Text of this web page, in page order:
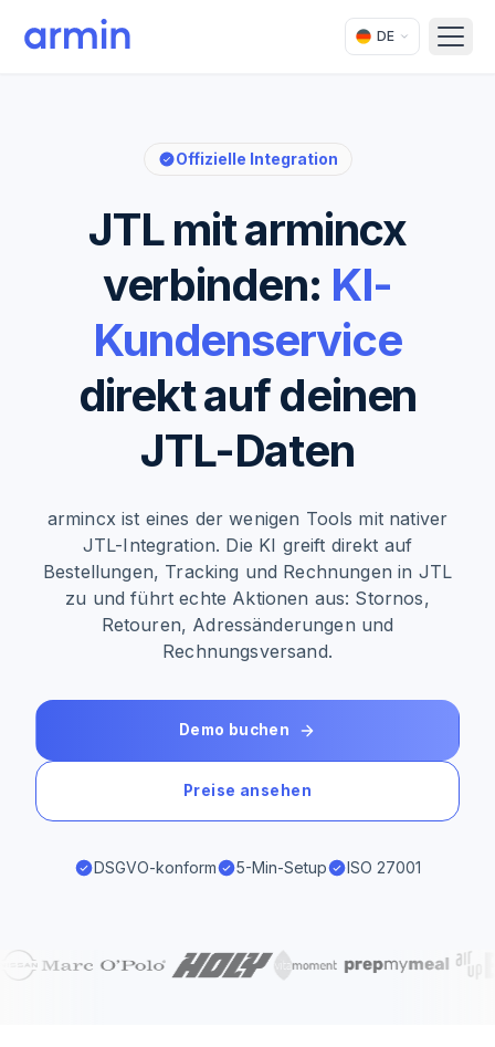
DE
Offizielle Integration
JTL mit armincx
verbinden: KI-
Kundenservice
direkt auf deinen
JTL-Daten
armincx ist eines der wenigen Tools mit nativer
JTL-Integration. Die KI greift direkt auf
Bestellungen, Tracking und Rechnungen in JTL
zu und führt echte Aktionen aus: Stornos,
Retouren, Adressänderungen und
Rechnungsversand.
Demo buchen
Preise ansehen
DSGVO-konform 5-Min-Setup ISO 27001